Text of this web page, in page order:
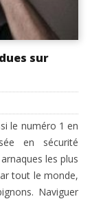
sur
le numéro 1 en
en sécurité
les plus
tout le monde,
Naviguer